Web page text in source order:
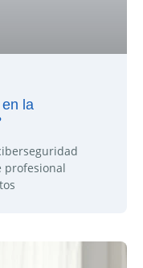
la
profesional